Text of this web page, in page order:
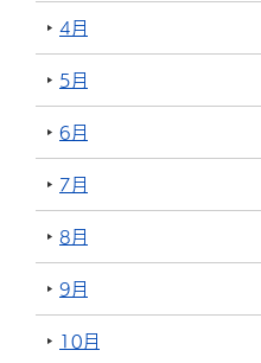
4月
5月
6月
7月
8月
9月
10月